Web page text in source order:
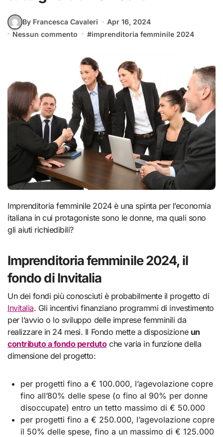
By Francesca Cavaleri
Apr 16, 2024
Nessun commento
#imprenditoria femminile 2024
Imprenditoria femminile 2024 è una spinta per l’economia
italiana in cui protagoniste sono le donne, ma quali sono
gli aiuti richiedibili?
Imprenditoria femminile 2024, il
fondo di Invitalia
Un dei fondi più conosciuti è probabilmente il progetto di
Invitalia. Gli incentivi finanziano programmi di investimento
per l’avvio o lo sviluppo delle imprese femminili da
realizzare in 24 mesi. Il Fondo mette a disposizione un
contributo a fondo perdutoche varia in funzione della
dimensione del progetto:
per progetti fino a € 100.000, l’agevolazione copre
fino all’80% delle spese (o fino al 90% per donne
disoccupate) entro un tetto massimo di € 50.000
per progetti fino a € 250.000, l’agevolazione copre
il 50% delle spese, fino a un massimo di € 125.000